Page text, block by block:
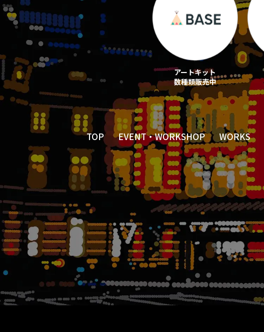
アートキット
数種類販売中
TOP EVENT・WORKSHOP WORKS